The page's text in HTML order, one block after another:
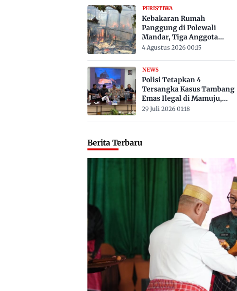
PERISTIWA
Kebakaran Rumah
Panggung di Polewali
Mandar, Tiga Anggota
Keluarga Tewas Terjebak
4 Agustus 2026 00:15
NEWS
Polisi Tetapkan 4
Tersangka Kasus Tambang
Emas Ilegal di Mamuju,
Satu ASN
29 Juli 2026 01:18
Berita Terbaru